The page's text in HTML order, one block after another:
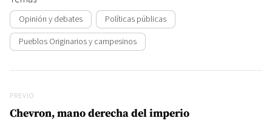
Opinión y debates Políticas públicas
Pueblos Originarios y campesinos
Previo
PREVIO
Chevron, mano derecha del imperio